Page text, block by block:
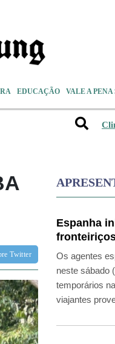
EDUCAÇÃO VALE A PENA
sobre Twitter
Espanha
após crise
Os agentes
neste sábado
temporários
viajantes
às medidas